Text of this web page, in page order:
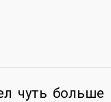
чуть больше